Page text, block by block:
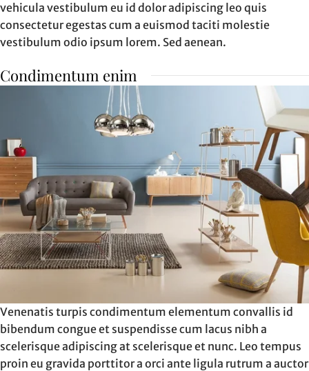
vehicula vestibulum eu id dolor adipiscing leo quis
consectetur egestas cum a euismod taciti molestie
vestibulum odio ipsum lorem. Sed aenean.
Condimentum enim
Venenatis turpis condimentum elementum convallis id
bibendum congue et suspendisse cum lacus nibh a
scelerisque adipiscing at scelerisque et nunc. Leo tempus
proin eu gravida porttitor a orci ante ligula rutrum a auctor